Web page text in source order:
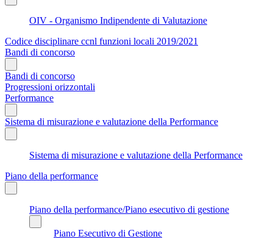
OIV - Organismo Indipendente di Valutazione
Codice disciplinare ccnl funzioni locali 2019/2021
Bandi di concorso
Bandi di concorso
Progressioni orizzontali
Performance
Sistema di misurazione e valutazione della Performance
Sistema di misurazione e valutazione della Performance
Piano della performance
Piano della performance/Piano esecutivo di gestione
Piano Esecutivo di Gestione